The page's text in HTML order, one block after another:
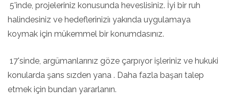
5'inde, projeleriniz konusunda heveslisiniz. İyi bir ruh
halindesiniz ve hedefleriniziı yakında uygulamaya
koymak için mükemmel bir konumdasınız.
17'sinde, argümanlarınız göze çarpıyor işleriniz ve hukuki
konularda şans sızden yana . Daha fazla başarı talep
etmek için bundan yararlanın.